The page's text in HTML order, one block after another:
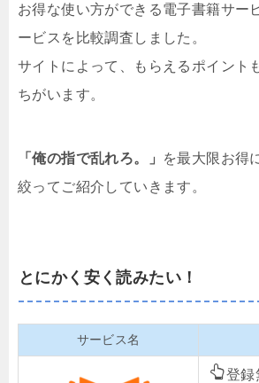
お得な使い方ができる電子書籍サー
ービスを比較調査しました。
サイトによって、もらえるポイント
ちがいます。
「俺の指で乱れろ。」
を最大限お得
絞ってご紹介していきます。
とにかく安く読みたい！
サービス名
登録